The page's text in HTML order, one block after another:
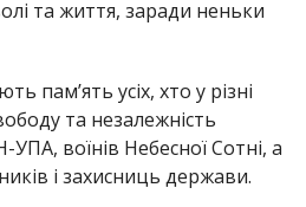
та життя, заради неньки
пам’ять усіх, хто у різні
та незалежність
воїнів Небесної Сотні, а
і захисниць держави.